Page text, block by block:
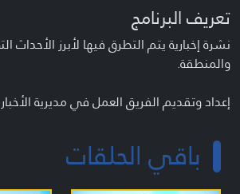
تعريف البرنامج
نشرة إخبارية يتم التطرق فيها لأبرز الأحداث
والمنطقة.
إعداد وتقديم الفريق العمل في مديرية
باقي الحلقات